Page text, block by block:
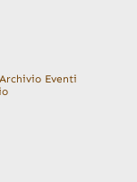
Archivio Eventi